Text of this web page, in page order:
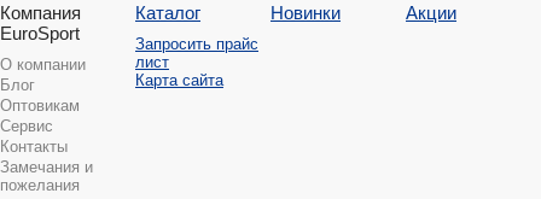
Компания
EuroSport
О компании
Блог
Оптовикам
Сервис
Контакты
Замечания и
пожелания
Каталог
Запросить прайс
лист
Карта сайта
Новинки Акции